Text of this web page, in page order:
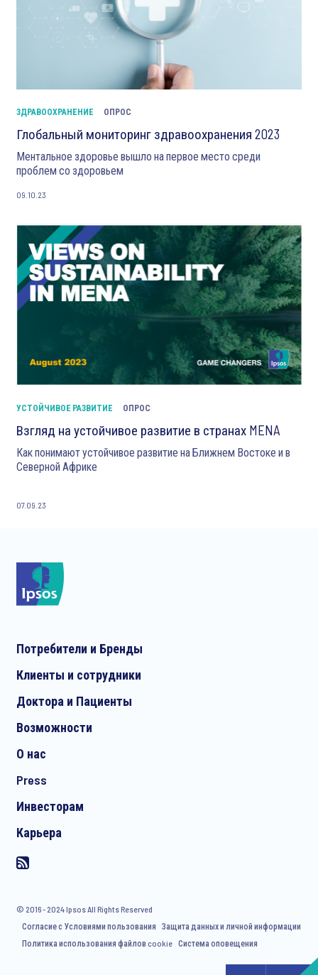
ЗДРАВООХРАНЕНИЕ ОПРОС
Глобальный мониторинг здравоохранения 2023
Ментальное здоровье вышло на первое место среди
проблем со здоровьем
09.10.23
УСТОЙЧИВОЕ РАЗВИТИЕ ОПРОС
Взгляд на устойчивое развитие в странах MENA
Как понимают устойчивое развитие на Ближнем Востоке и в
Северной Африке
07.09.23
Потребители и Бренды
Клиенты и сотрудники
Доктора и Пациенты
Возможности
О нас
Press
Инвесторам
Карьера
© 2016 - 2024 Ipsos All Rights Reserved
Согласие с Условиями пользования
Защита данных и личной информации
Политика использования файлов cookie Система оповещения